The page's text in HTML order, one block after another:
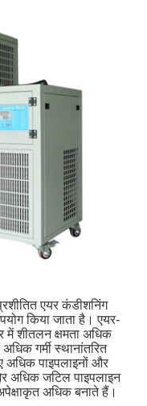
एयर कंडीशनिंग
किया जाता है। एयर-
शीतलन क्षमता अधिक
गर्मी स्थानांतरित
अधिक पाइपलाइनों और
अधिक जटिल पाइपलाइन
अधिक बनाते हैं।